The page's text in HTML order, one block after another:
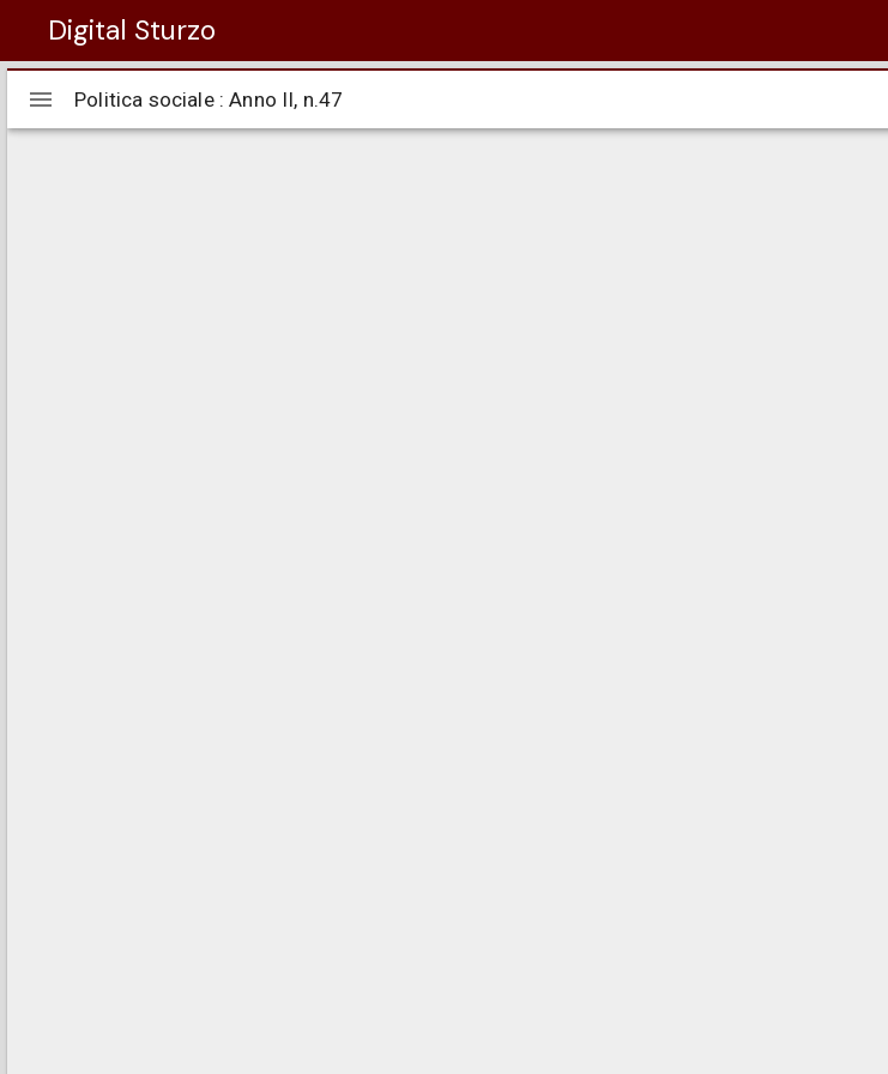
Digital Sturzo
Visualizzatore
Mirador
Politica sociale : Anno II, n.47
Politica sociale : Anno II, n.47